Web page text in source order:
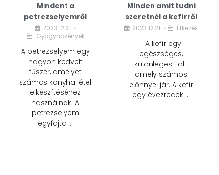
Mindent a
petrezselyemről
2023.12.21. •
Gyógynövények
A petrezselyem egy
nagyon kedvelt
fűszer, amelyet
számos konyhai étel
elkészítéséhez
használnak. A
petrezselyem
egyfajta …
Minden amit tudni
szeretnél a kefírről
2023.12.21. • Étkezés
A kefír egy
egészséges,
különleges italt,
amely számos
előnnyel jár. A kefír
egy évezredek …